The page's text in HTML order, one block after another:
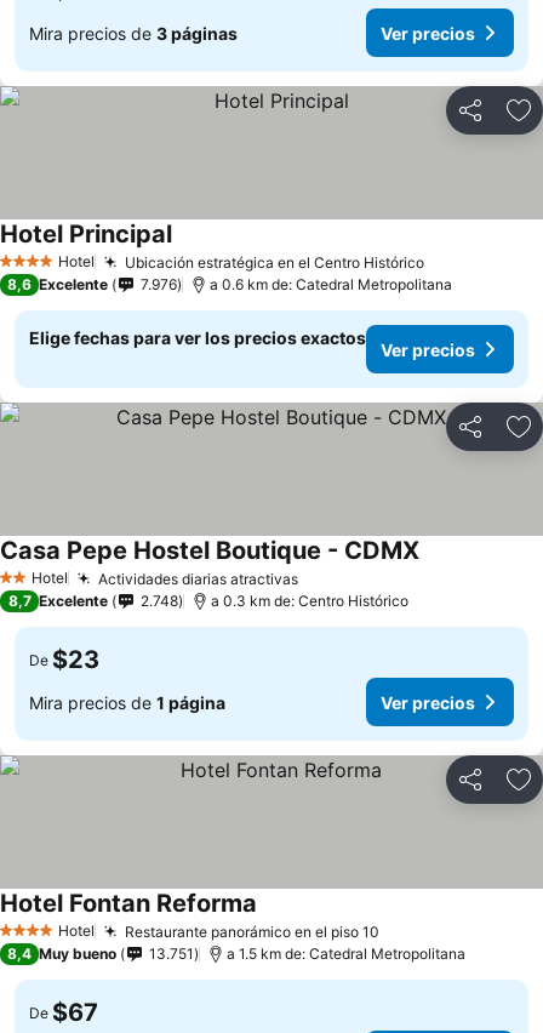
Mira precios de 3 páginas Ver precios
Compartir
4 EstrellasHotel Ubicación estratégica en el Centro Histórico
Hotel Principal
8,6 Excelente 7.976 a 0.6 km de: Catedral Metropolitana
Elige fechas para ver los precios exactos
Ver precios
Compartir
2 Estrellas
Hotel Actividades diarias atractivas
Casa Pepe Hostel Boutique - CDMX
8,7 Excelente 2.748 a 0.3 km de: Centro Histórico
De $23
Mira precios de 1 página Ver precios
Compartir
4 EstrellasHotel Restaurante panorámico en el piso 10
Hotel Fontan Reforma
8,4 Muy bueno 13.751 a 1.5 km de: Catedral Metropolitana
De $67